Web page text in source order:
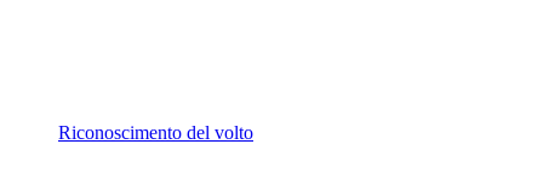
Riconoscimento del volto